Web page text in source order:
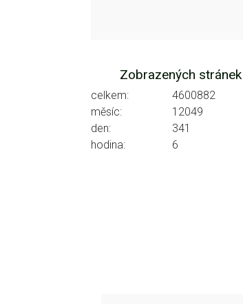
Zobrazených stránek
celkem:
4600882
měsíc:
12049
den:
341
hodina:
6